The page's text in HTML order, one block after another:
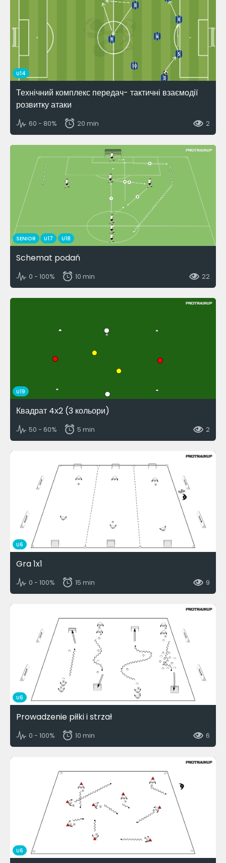
U14
Технічний комплекс передач- тактичні взаємодії
розвитку атаки
60 - 80% 20 min 2
SENIOR U17 U18
Schemat podań
0 - 100% 10 min 22
U19
Квадрат 4х2 (3 кольори)
50 - 60% 5 min 2
U6
Gra 1x1
0 - 100% 15 min 9
U6
Prowadzenie piłki i strzał
0 - 100% 10 min 6
U6